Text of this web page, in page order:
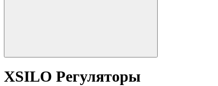
XSILO Регуляторы